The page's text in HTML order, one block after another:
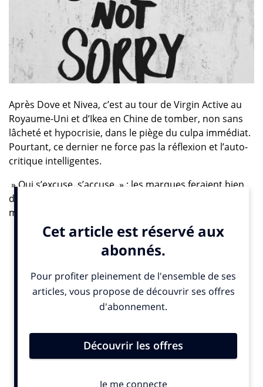
Après Dove et Nivea, c’est au tour de Virgin Active au
Royaume-Uni et d’Ikea en Chine de tomber, non sans
lâcheté et hypocrisie, dans le piège du culpa immédiat.
Pourtant, ce dernier ne force pas la réflexion et l’auto-
critique intelligentes.
» Qui s’excuse, s’accuse » : les marques feraient bien
de méditer la pensée de Stendhal. Car dans un
manichéisme action-réaction aussi binaire qu’un code
de Gray, leur promptitude au mea culpa dès le premier
haro venu sur la Toile confirme la double nocivité du
trop d’importance accordée à l’e-réputation : primo,
l’annonceur retourne sa veste aussi vite que la
girouette de Dutronc sans prendre le temps de
défendre un message validé en amont pour des
raisons qui a priori méritent d’être expliquées;
brand bashing, y compris donc celui qui n’est ni justifié
ni justifiable. Face au » J’accuse « , la marque doit
moyen terme qu’un communiqué aussi fadasse et